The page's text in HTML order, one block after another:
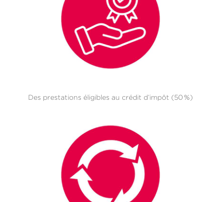
Des prestations éligibles au crédit d’impôt (50 %)